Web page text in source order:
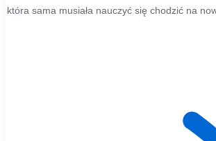
która sama musiała nauczyć się chodzić na